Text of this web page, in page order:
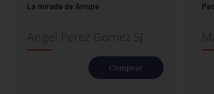
La mirada de Arrupe
Comprar